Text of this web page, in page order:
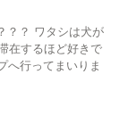
？？ ワタシは犬が
在するほど好きで
へ行ってまいりま